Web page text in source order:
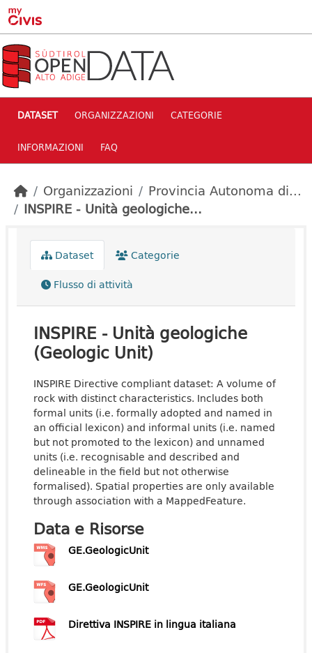
Skip to main content
DATASET ORGANIZZAZIONI CATEGORIE
INFORMAZIONI FAQ
Organizzazioni
Provincia Autonoma di...
INSPIRE - Unità geologiche...
Dataset
Categorie
Flusso di attività
INSPIRE - Unità geologiche
(Geologic Unit)
INSPIRE Directive compliant dataset: A volume of
rock with distinct characteristics. Includes both
formal units (i.e. formally adopted and named in
an official lexicon) and informal units (i.e. named
but not promoted to the lexicon) and unnamed
units (i.e. recognisable and described and
delineable in the field but not otherwise
formalised). Spatial properties are only available
through association with a MappedFeature.
Data e Risorse
GE.GeologicUnit
GE.GeologicUnit
Direttiva INSPIRE in lingua italiana